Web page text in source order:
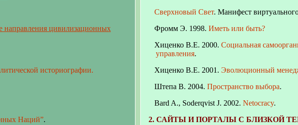
направления цивилизационных
историографии.
Наций”.
Сверхновый Свет. Манифест
Фромм Э. 1998. Иметь или быть?
Хиценко В.Е. 2000. Социальная
управления.
Хиценко В.Е. 2001. Эволюционный
Штепа В. 2004. Пространство выбора.
Bard A., Soderqvist J. 2002. Netocracy.
2. САЙТЫ И ПОРТАЛЫ С БЛИЗКОЙ